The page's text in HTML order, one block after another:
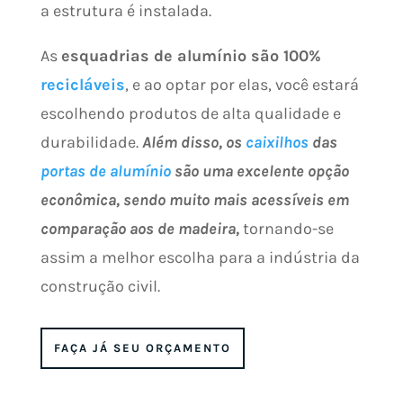
a estrutura é instalada.
As esquadrias de alumínio são 100%
recicláveis, e ao optar por elas, você estará
escolhendo produtos de alta qualidade e
durabilidade.Além disso, os caixilhos das
portas de alumíniosão uma excelente opção
econômica, sendo muito mais acessíveis em
comparação aos de madeira,tornando-se
assim a melhor escolha para a indústria da
construção civil.
FAÇA JÁ SEU ORÇAMENTO